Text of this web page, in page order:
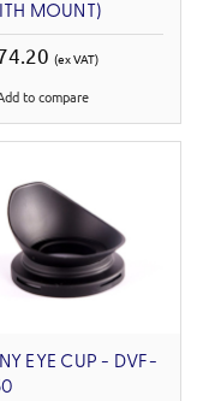
MOUNT)
(ex VAT)
to compare
EYE CUP - DVF-